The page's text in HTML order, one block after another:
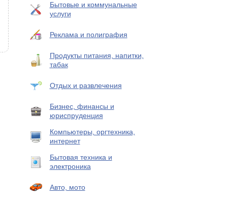
Бытовые и коммунальные
услуги
Реклама и полиграфия
Продукты питания, напитки,
табак
Отдых и развлечения
Бизнес, финансы и
юриспруденция
Компьютеры, оргтехника,
интернет
Бытовая техника и
электроника
Авто, мото